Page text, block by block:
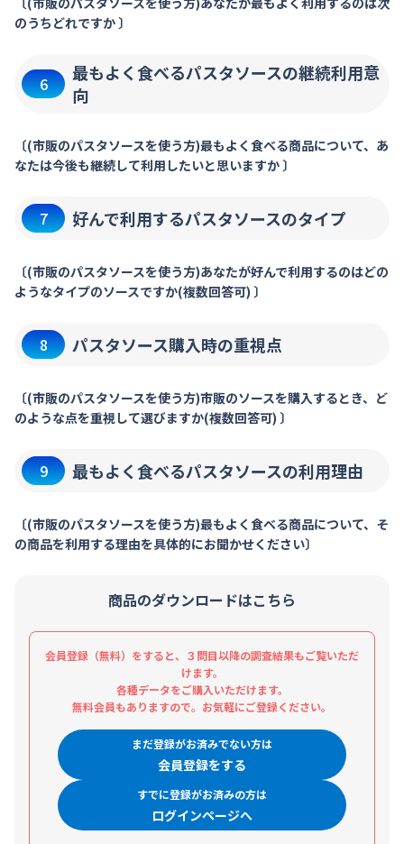
のうちどれですか 〕
6
最もよく食べるパスタソースの継続利用意
向
〔(市販のパスタソースを使う方)最もよく食べる商品について、あ
なたは今後も継続して利用したいと思いますか 〕
7 好んで利用するパスタソースのタイプ
〔(市販のパスタソースを使う方)あなたが好んで利用するのはどの
ようなタイプのソースですか(複数回答可) 〕
8 パスタソース購入時の重視点
〔(市販のパスタソースを使う方)市販のソースを購入するとき、ど
のような点を重視して選びますか(複数回答可) 〕
9 最もよく食べるパスタソースの利用理由
〔(市販のパスタソースを使う方)最もよく食べる商品について、そ
の商品を利用する理由を具体的にお聞かせください〕
商品のダウンロードはこちら
会員登録（無料）をすると、３問目以降の調査結果もご覧いただ
けます。
各種データをご購入いただけます。
無料会員もありますので。お気軽にご登録ください。
まだ登録がお済みでない方は
会員登録をする
すでに登録がお済みの方は
ログインページへ